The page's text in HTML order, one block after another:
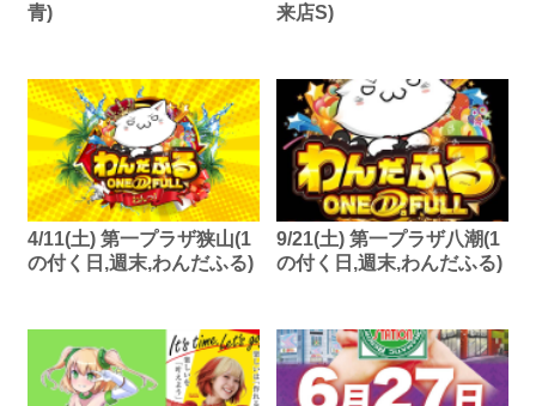
青)
来店S)
4/11(土) 第一プラザ狭山(1
の付く日,週末,わんだふる)
9/21(土) 第一プラザ八潮(1
の付く日,週末,わんだふる)